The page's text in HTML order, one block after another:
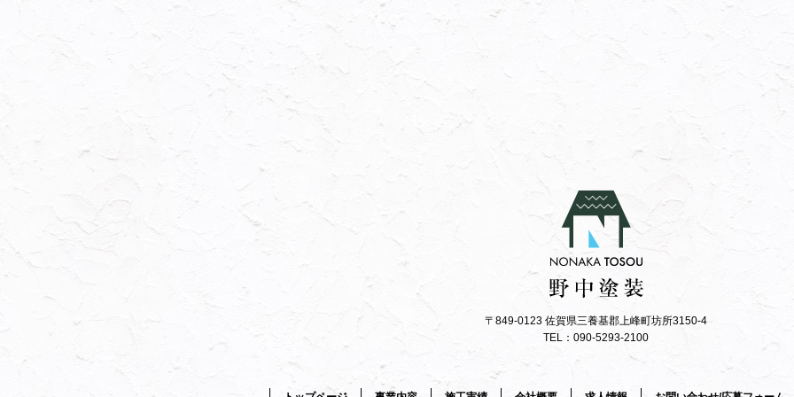
〒849-0123 佐賀県三養基郡上峰町坊所3150-4
TEL：090-5293-2100